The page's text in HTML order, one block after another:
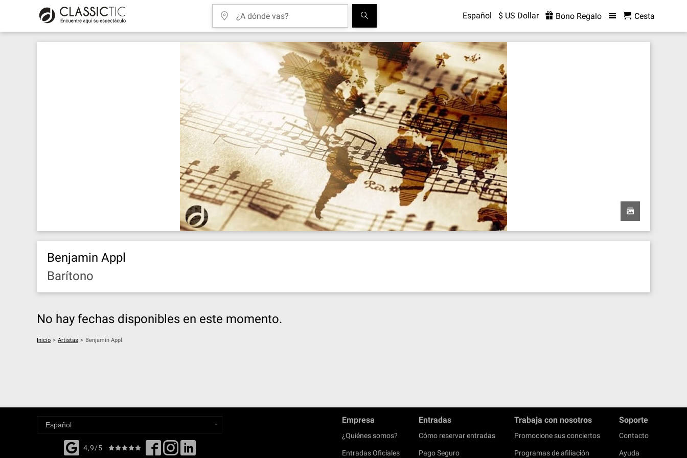
Español $ US Dollar Bono Regalo Cesta
Benjamin Appl
Barítono
No hay fechas disponibles en este momento.
Inicio > Artistas > Benjamin Appl
4,9/5
Empresa
¿Quiénes somos?
Entradas Oficiales
Entradas
Cómo reservar entradas
Pago Seguro
Trabaja con nosotros
Promocione sus conciertos
Programas de afiliación
Soporte
Contacto
Ayuda